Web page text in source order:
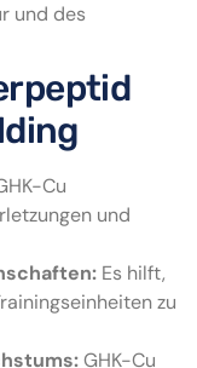
und des
Cu
und
Es hilft,
zu
GHK-Cu